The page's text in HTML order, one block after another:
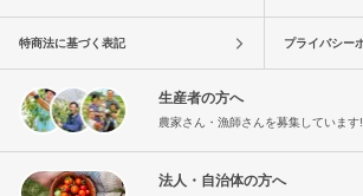
特商法に基づく表記 プライバシー
生産者の方へ
農家さん・漁師さんを募集しています!
法人・自治体の方へ